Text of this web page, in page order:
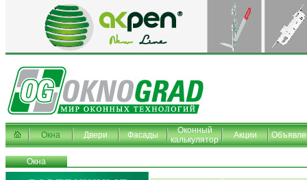
Окна Двери Фасады
Оконный
калькулятор
Акции
Окна